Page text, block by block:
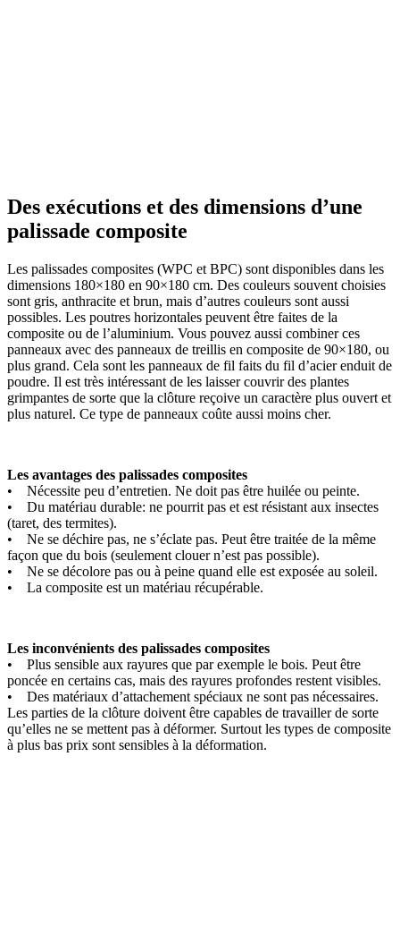
Des exécutions et des dimensions d’une
palissade composite
Les palissades composites (WPC et BPC) sont disponibles dans les
dimensions 180×180 en 90×180 cm. Des couleurs souvent choisies
sont gris, anthracite et brun, mais d’autres couleurs sont aussi
possibles. Les poutres horizontales peuvent être faites de la
composite ou de l’aluminium. Vous pouvez aussi combiner ces
panneaux avec des panneaux de treillis en composite de 90×180, ou
plus grand. Cela sont les panneaux de fil faits du fil d’acier enduit de
poudre. Il est très intéressant de les laisser couvrir des plantes
grimpantes de sorte que la clôture reçoive un caractère plus ouvert et
plus naturel. Ce type de panneaux coûte aussi moins cher.
Les avantages des palissades composites
• Nécessite peu d’entretien. Ne doit pas être huilée ou peinte.
• Du matériau durable: ne pourrit pas et est résistant aux insectes
(taret, des termites).
• Ne se déchire pas, ne s’éclate pas. Peut être traitée de la même
façon que du bois (seulement clouer n’est pas possible).
• Ne se décolore pas ou à peine quand elle est exposée au soleil.
• La composite est un matériau récupérable.
Les inconvénients des palissades composites
• Plus sensible aux rayures que par exemple le bois. Peut être
poncée en certains cas, mais des rayures profondes restent visibles.
• Des matériaux d’attachement spéciaux ne sont pas nécessaires.
Les parties de la clôture doivent être capables de travailler de sorte
qu’elles ne se mettent pas à déformer. Surtout les types de composite
à plus bas prix sont sensibles à la déformation.